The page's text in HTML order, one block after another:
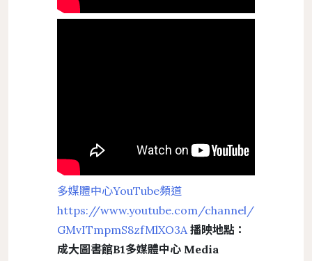
多媒體中心YouTube頻道
https://www.youtube.com/channel/UCiw5-
GMvITmpmS8zfMlXO3A 播映地點：
成大圖書館B1多媒體中心 Media